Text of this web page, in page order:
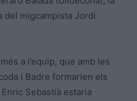
del migcampista Jordi
a l’equip, que amb les
i Badre formarien els
Sebastià estaria